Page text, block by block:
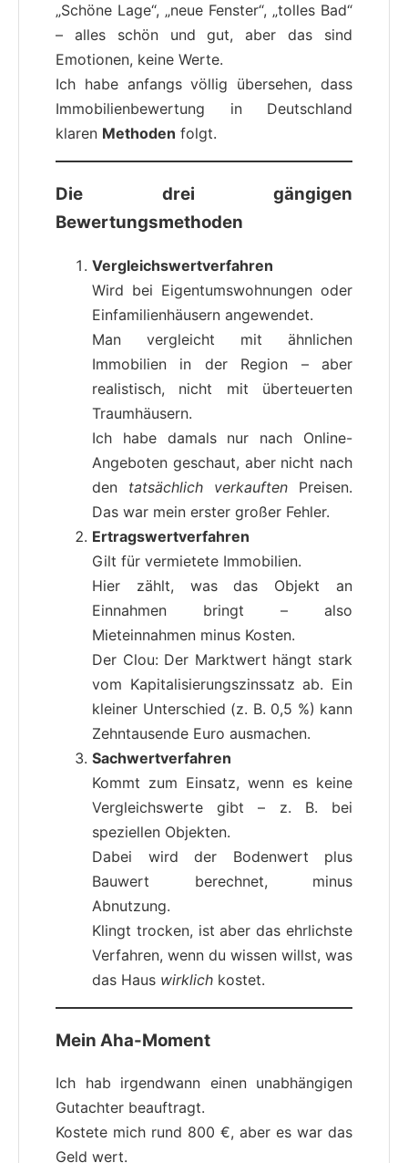
„Schöne Lage“, „neue Fenster“, „tolles Bad“
– alles schön und gut, aber das sind
Emotionen, keine Werte.
Ich habe anfangs völlig übersehen, dass
Immobilienbewertung in Deutschland
klaren Methoden folgt.
Die drei gängigen
Bewertungsmethoden
Vergleichswertverfahren
Wird bei Eigentumswohnungen oder
Einfamilienhäusern angewendet.
Man vergleicht mit ähnlichen
Immobilien in der Region – aber
realistisch, nicht mit überteuerten
Traumhäusern.
Ich habe damals nur nach Online-
Angeboten geschaut, aber nicht nach
den tatsächlich verkauften Preisen.
Das war mein erster großer Fehler.
Ertragswertverfahren
Gilt für vermietete Immobilien.
Hier zählt, was das Objekt an
Einnahmen bringt – also
Mieteinnahmen minus Kosten.
Der Clou: Der Marktwert hängt stark
vom Kapitalisierungszinssatz ab. Ein
kleiner Unterschied (z. B. 0,5 %) kann
Zehntausende Euro ausmachen.
Sachwertverfahren
Kommt zum Einsatz, wenn es keine
Vergleichswerte gibt – z. B. bei
speziellen Objekten.
Dabei wird der Bodenwert plus
Bauwert berechnet, minus
Abnutzung.
Klingt trocken, ist aber das ehrlichste
Verfahren, wenn du wissen willst, was
das Haus wirklich kostet.
Mein Aha-Moment
Ich hab irgendwann einen unabhängigen
Gutachter beauftragt.
Kostete mich rund 800 €, aber es war das
Geld wert.